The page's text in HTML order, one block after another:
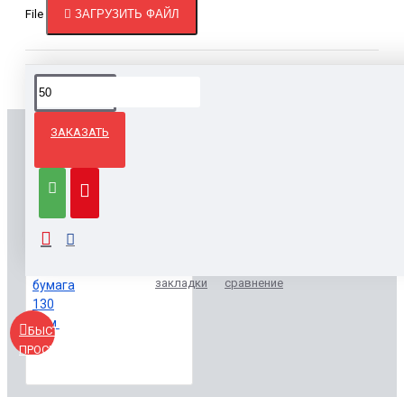
File ЗАГРУЗИТЬ ФАЙЛ
ЗАКАЗАТЬ
БЫСТРЫЙ
ПРОСМОТР
Лифлет А-3, 2 сгиба, бумага 130 гр.м.
закладки
сравнение